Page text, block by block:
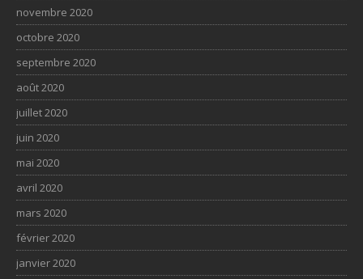
novembre 2020
octobre 2020
septembre 2020
août 2020
juillet 2020
juin 2020
mai 2020
avril 2020
mars 2020
février 2020
janvier 2020